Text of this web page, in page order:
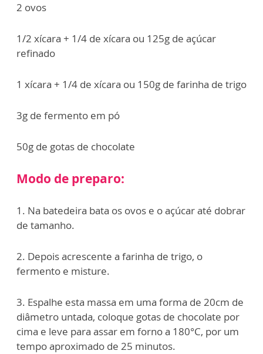
2 ovos
1/2 xícara + 1/4 de xícara ou 125g de açúcar
refinado
1 xícara + 1/4 de xícara ou 150g de farinha de trigo
3g de fermento em pó
50g de gotas de chocolate
Modo de preparo:
1. Na batedeira bata os ovos e o açúcar até dobrar
de tamanho.
2. Depois acrescente a farinha de trigo, o
fermento e misture.
3. Espalhe esta massa em uma forma de 20cm de
diâmetro untada, coloque gotas de chocolate por
cima e leve para assar em forno a 180°C, por um
tempo aproximado de 25 minutos.